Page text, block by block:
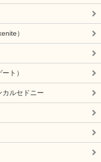
）
ト）
カルセドニー